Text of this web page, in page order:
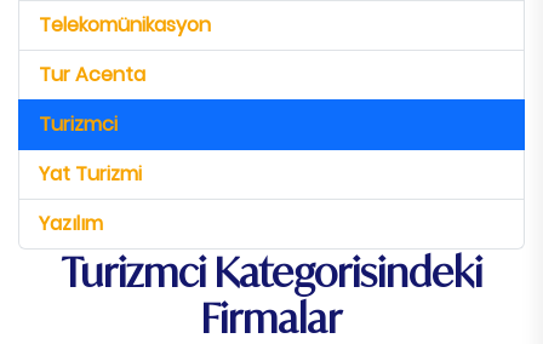
Telekomünikasyon
Tur Acenta
Turizmci
Yat Turizmi
Yazılım
Turizmci Kategorisindeki
Firmalar